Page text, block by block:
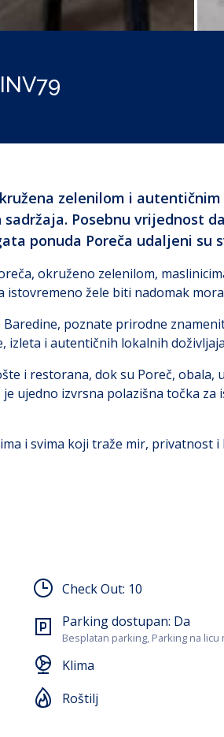
zelenilom i
Posebnu vrijednost
ponuda Poreča udaljeni
okruženo zelenilom,
žele biti nadomak
Baredine, poznate prirodne
izleta i autentičnih lokalnih
i restorana, dok su Poreč,
ujedno izvrsna polazišna točka
i svima koji traže mir,
je izbor za obitelji, parove ili
atmosferi.
bračnim krevetima, dok
Gostima su na
boravak također je
za opuštanje. Na terasi se nalazi
sadržajima za bezbrižan
Check Out: 10
Parking dostupan: Da
Besplatan parking, Parking na
Klima
Roštilj